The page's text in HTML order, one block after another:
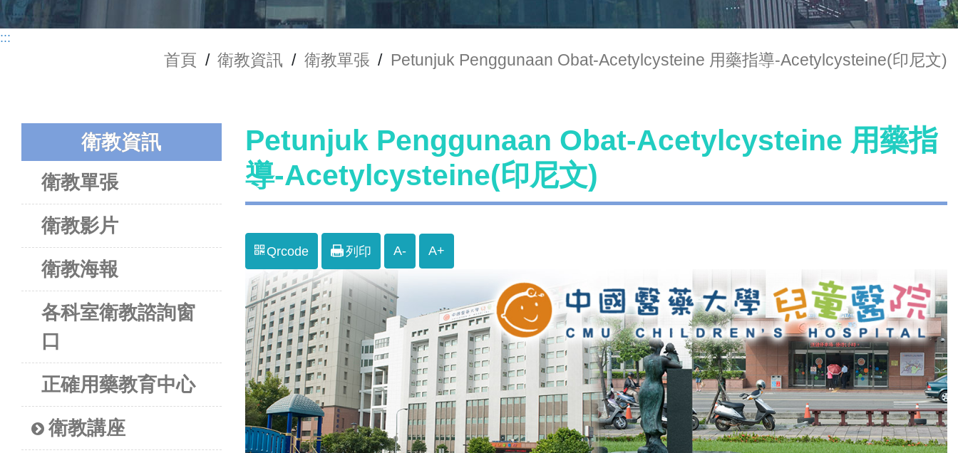
:::
首頁 / 衛教資訊 / 衛教單張 / Petunjuk Penggunaan Obat-Acetylcysteine 用藥指導-Acetylcysteine(印尼文)
衛教資訊
衛教單張
衛教影片
衛教海報
各科室衛教諮詢窗
口
正確用藥教育中心
衛教講座
Petunjuk Penggunaan Obat-Acetylcysteine 用藥指
導-Acetylcysteine(印尼文)
Qrcode 列印 A- A+